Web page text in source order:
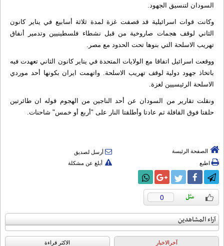
السودان لتنسيق الجهود.
وكانت قوات اسرائيلية قد قصفت غزة لمدة ثلاثة أسابيع في يناير كانون
الثاني لوقف هجمات صاروخية من قبل نشطاء فلسطينيين وتدمير أنفاق
تهريب الاسلحة التي بنوها تحت الحدود مع مصر.
ووقعت اسرائيل اتفاقا مع الولايات المتحدة في يناير كانون الثاني تعهدت فيه
باتخاذ جهود دولية لوقف تهريب الاسلحة. واتهمت ايران بكونها أحد موردي
الاسلحة الرئيسيين لغزة.
ونقلت تقارير من السودان عن أحد الناجين من الهجوم قوله ان طائرتين
حلقتا فوق القافلة ثم عادتا وأطلقتا النار على "أربع أو خمس" شاحنات.
الصفحة الرئيسة
أرسل لصديق
اطبع
أبلغ عن مشكلة
0
آراء المشاهدين
آخرالاخبار الاکثر قراءة